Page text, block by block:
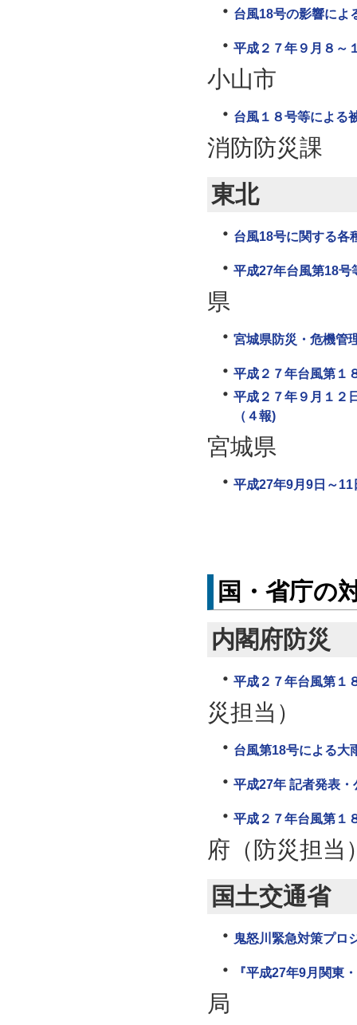
台風18号の影響によ
平成２７年９月８～
小山市
台風１８号等による
消防防災課
東北
台風18号に関する各
平成27年台風第18号
県
宮城県防災・危機管
平成２７年台風第１
平成２７年９月１２
（４報)
宮城県
平成27年9月9日～
国・省庁の
内閣府防災
平成２７年台風第１
災担当）
台風第18号による大
平成27年 記者発表・
平成２７年台風第１
府（防災担当
国土交通省
鬼怒川緊急対策プロ
『平成27年9月関東
局